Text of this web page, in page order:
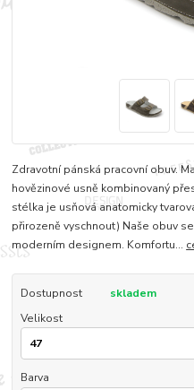
Zdravotní pánská pracovní obuv.
hovězinové usně kombinovaný
stélka je usňová anatomicky
přirozeně vyschnout) Naše obuv
moderním designem. Komfortu...
Dostupnost
skladem
Velikost
Barva